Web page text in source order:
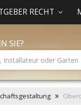
RECHT
SIE?